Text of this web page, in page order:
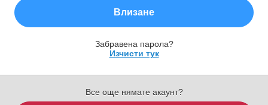
Влизане
Забравена парола?
Изчисти тук
Все още нямате акаунт?